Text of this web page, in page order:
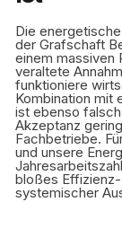
Die
der Grafschaft
einem massiven
veraltete
funktioniere
Kombination mit
ist ebenso
Akzeptanz
Fachbetriebe.
und unsere
bloßes
systemischer